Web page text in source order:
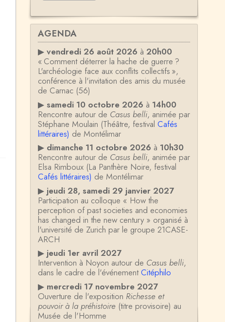
AGENDA
▶ vendredi 26 août 2026 à 20h00
« Comment déterrer la hache de guerre ?
L'archéologie face aux conflits collectifs »,
conférence à l'invitation des amis du musée
de Carnac (56)
▶ samedi 10 octobre 2026 à 14h00
Rencontre autour de Casus belli, animée par
Stéphane Moulain (Théâtre, festival Cafés
littéraires) de Montélimar
▶ dimanche 11 octobre 2026 à 10h30
Rencontre autour de Casus belli, animée par
Elsa Rimboux (La Panthère Noire, festival
Cafés littéraires) de Montélimar
▶ jeudi 28, samedi 29 janvier 2027
Participation au colloque « How the
perception of past societies and economies
has changed in the new century » organisé à
l'université de Zurich par le groupe 21CASE-
ARCH
▶ jeudi 1er avril 2027
Intervention à Noyon autour de Casus belli,
dans le cadre de l'événementCitéphilo
▶ mercredi 17 novembre 2027
Ouverture de l'exposition Richesse et
pouvoir à la préhistoire(titre provisoire) au
Musée de l'Homme